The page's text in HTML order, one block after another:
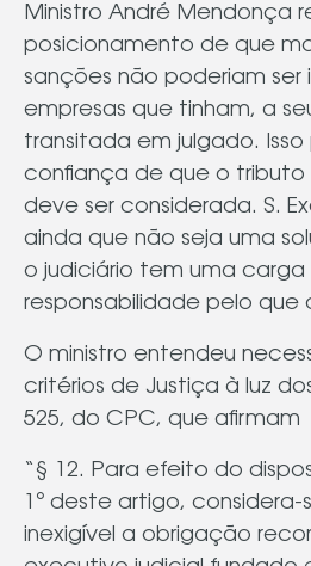
Ministro André Mendonça
posicionamento de que
sanções não poderiam ser
empresas que tinham, a
transitada em julgado.
confiança de que o tributo
deve ser considerada. S.
ainda que não seja uma
o judiciário tem uma carga
responsabilidade pelo que
O ministro entendeu
critérios de Justiça à luz
525, do CPC, que afirmam
“§ 12. Para efeito do
1º deste artigo,
inexigível a obrigação